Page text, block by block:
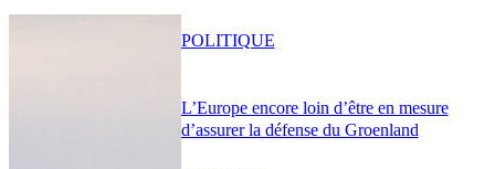
L’Europe encore loin d’être en mesure
d’assurer la défense du Groenland
POLITIQUE